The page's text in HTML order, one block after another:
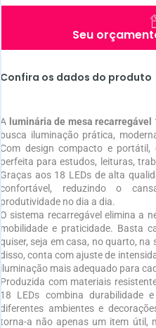
Seu
Confira os dados do produto
A luminária de mesa recarregável
busca iluminação prática,
Com design compacto e
perfeita para estudos, leituras,
Graças aos 18 LEDs de alta
confortável, reduzindo o
produtividade no dia a dia.
O sistema recarregável elimina a
mobilidade e praticidade. Basta
quiser, seja em casa, no quarto,
disso, conta com ajuste de
iluminação mais adequado para
Produzida com materiais
18 LEDs combina durabilidade
diferentes ambientes e
torna-a não apenas um item útil,